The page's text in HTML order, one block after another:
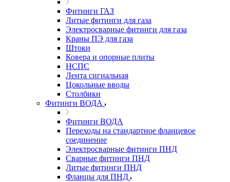
Фитинги ГАЗ
Литые фитинги для газа
Электросварные фитинги для газа
Краны ПЭ для газа
Штоки
Ковера и опорные плиты
НСПС
Лента сигнальная
Цокольные вводы
Столбики
Фитинги ВОДА
Фитинги ВОДА
Переходы на стандартное фланцевое
соединение
Электросварные фитинги ПНД
Сварные фитинги ПНД
Литые фитинги ПНД
Фланцы для ПНД